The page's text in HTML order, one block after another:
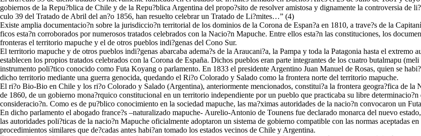
gobiernos de la Repu?blica de Chile y de la Repu?blica Argentina del propo?sito de resolver amistosa y dignamente la controversia de
culo 39 del Tratado de Abril del an?o 1856, han resuelto celebrar un Tratado de Li?mites…” (4)
Existe amplia documentacio?n sobre la jurisdiccio?n territorial de los dominios de la Corona de Espan?a en 1810, a trave?s de la
ficos esta?n corroborados por numerosos tratados celebrados con la Nacio?n Mapuche. Entre ellos esta?n las constituciones, los
fronteras el territorio mapuche y el de otros pueblos indi?genas del Cono Sur.
El territorio mapuche y de otros pueblos indi?genas abarcaba adema?s de la Araucani?a, la Pampa y toda la Patagonia hasta el
establecen los propios tratados celebrados con la Corona de España. Dichos pueblos eran parte integrantes de los cuatro butalmapu
instrumento poli?tico conocido como Futa Koyang o parlamento. En 1833 el presidente Argentino Juan Manuel de Rosas, quien se
dicho territorio mediante una guerra genocida, quedando el Ri?o Colorado y Salado como la frontera norte del territorio mapuche.
El ri?o Bio-Bio en Chile y los ri?o Colorado y Salado (Argentina), anteriormente mencionados, constitui?a la frontera geogra?fica de
de 1860, de un gobierno mona?rquico constitucional en un territorio independiente por un pueblo que practicaba su libre
consideracio?n. Como es de pu?blico conocimiento en la sociedad mapuche, las ma?ximas autoridades de la nacio?n convocaron un
En dicho parlamento el abogado france?s –naturalizado mapuche- Aurelio-Antonio de Tounens fue declarado monarca del nuevo
las autoridades poli?ticas de la nacio?n Mapuche oficialmente adoptaron un sistema de gobierno compatible con las normas aceptadas
procedimientos similares que de?cadas antes habi?an tomado los estados vecinos de Chile y Argentina.